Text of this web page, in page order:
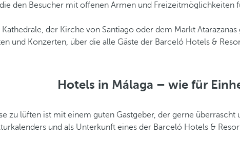
den Besucher mit offenen Armen und Freizeitmöglichkeiten
der Kirche von Santiago oder dem Markt
und Konzerten, über die alle Gäste der Barceló Hotels &
Hotels in Málaga – wie für
zu lüften ist mit einem guten Gastgeber, der gerne
und als Unterkunft eines der Barceló Hotels &